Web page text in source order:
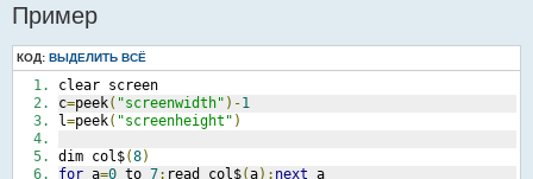
Пример
КОД: ВЫДЕЛИТЬ ВСЁ
clear screen
c=peek( "screenwidth" )-1
l=peek( "screenheight" )
dim col$(8)
for a=0 to 7: read col$(a): next a